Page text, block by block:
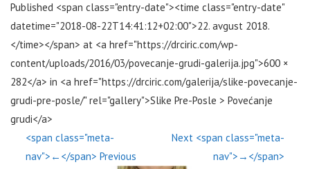
Published <span class="entry-date"><time class="entry-date"
datetime="2018-08-22T14:41:12+02:00">22. avgust 2018.
</time></span> at <a href="https://drciric.com/wp-
content/uploads/2016/03/povecanje-grudi-galerija.jpg">600 ×
282</a> in <a href="https://drciric.com/galerija/slike-povecanje-
grudi-pre-posle/" rel="gallery">Slike Pre-Posle > Povećanje
grudi</a>
<span class="meta-
nav">←</span> Previous
Next <span class="meta-
nav">→</span>